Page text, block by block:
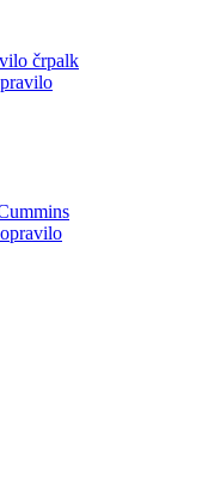
črpalk